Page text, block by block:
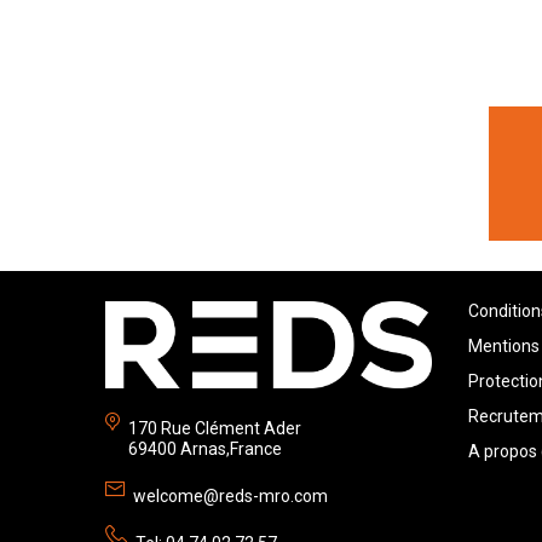
170 Rue Clément Ader
69400 Arnas,France
welcome@reds-mro.com
A propos